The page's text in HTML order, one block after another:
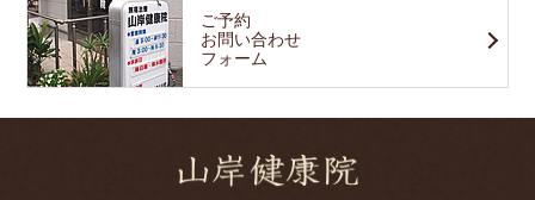
ご予約
お問い合わせ
フォーム